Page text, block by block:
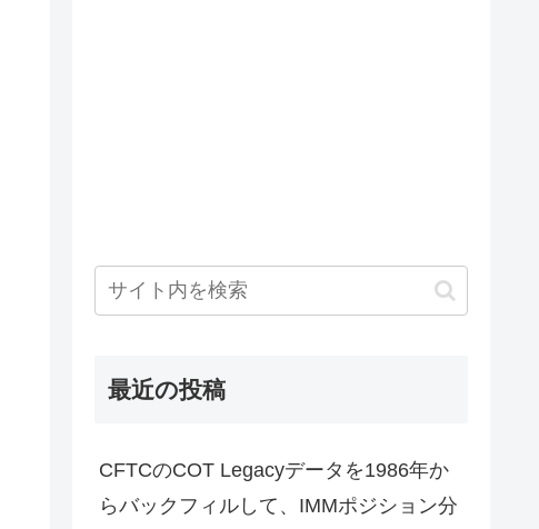
最近の投稿
CFTCのCOT Legacyデータを1986年か
らバックフィルして、IMMポジション分